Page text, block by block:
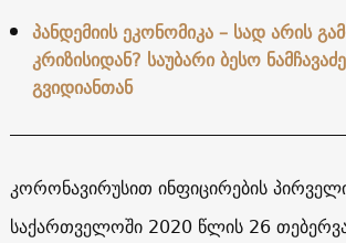
პანდემიის ეკონომიკა – სად არის
კრიზისიდან? საუბარი ბესო
გვიდიანთან
კორონავირუსით ინფიცირების
საქართველოში 2020 წლის 26